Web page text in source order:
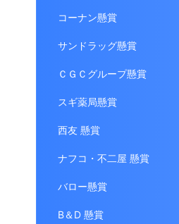
コーナン懸賞
サンドラッグ懸賞
ＣＧＣグループ懸賞
スギ薬局懸賞
西友 懸賞
ナフコ・不二屋 懸賞
バロー懸賞
B＆D 懸賞